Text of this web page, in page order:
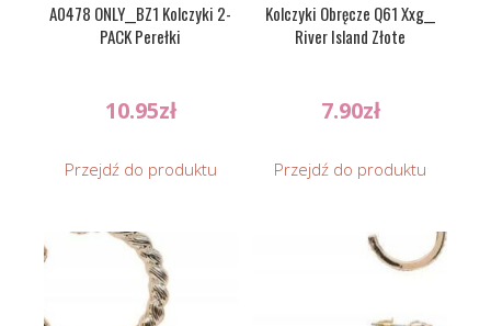
A0478 ONLY__BZ1 Kolczyki 2-
PACK Perełki
10.95zł
Przejdź do produktu
Kolczyki Obręcze Q61 Xxg__
River Island Złote
7.90zł
Przejdź do produktu